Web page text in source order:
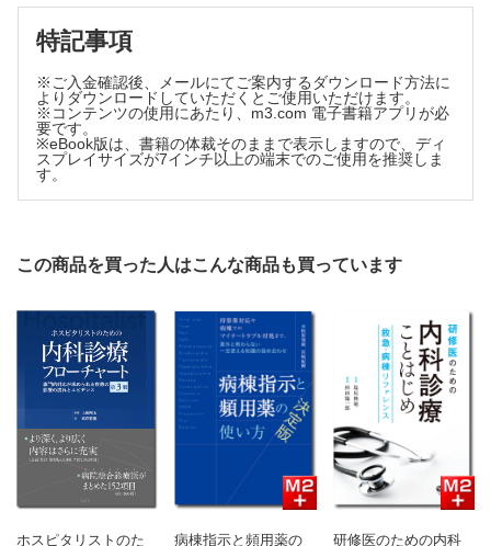
6.6 カンジダ血症のマネジメント
第7章 抗ウイルス薬
7.1 ウイルス感染症のアプローチ
7.2 抗インフルエンザ薬
7.3 抗ヘルペスウイルス薬
付録1：術後感染症予防のための抗菌薬の使い方
特記事項
※ご入金確認後、メールにてご案内するダウンロード方法に
よりダウンロードしていただくとご使用いただけます。
※コンテンツの使用にあたり、m3.com 電子書籍アプリが必
要です。
※eBook版は、書籍の体裁そのままで表示しますので、ディ
スプレイサイズが7インチ以上の端末でのご使用を推奨しま
す。
この商品を買った人はこんな商品も買っています
ホスピタリストのた 病棟指示と頻用薬の 研修医のための内科